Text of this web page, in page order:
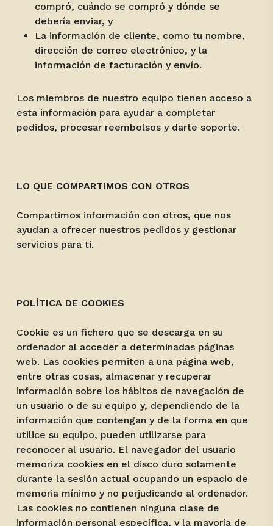
compró, cuándo se compró y dónde se
debería enviar, y
La información de cliente, como tu nombre,
dirección de correo electrónico, y la
información de facturación y envío.
Los miembros de nuestro equipo tienen acceso a
esta información para ayudar a completar
pedidos, procesar reembolsos y darte soporte.
LO QUE COMPARTIMOS CON OTROS
Compartimos información con otros, que nos
ayudan a ofrecer nuestros pedidos y gestionar
servicios para ti.
POLÍTICA DE COOKIES
Cookie es un fichero que se descarga en su
ordenador al acceder a determinadas páginas
web. Las cookies permiten a una página web,
entre otras cosas, almacenar y recuperar
información sobre los hábitos de navegación de
un usuario o de su equipo y, dependiendo de la
información que contengan y de la forma en que
utilice su equipo, pueden utilizarse para
reconocer al usuario. El navegador del usuario
memoriza cookies en el disco duro solamente
durante la sesión actual ocupando un espacio de
memoria mínimo y no perjudicando al ordenador.
Las cookies no contienen ninguna clase de
información personal específica, y la mayoría de